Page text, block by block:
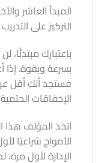
المبدأ العاشر
التركيز على
باعتبارك مبتدئًا،
بسرعة وبقوة. إذا
فستجد أنك أقل
الإخفاقات
اتخذ المؤلف هذا
الأمواج شراعيًا
الإدارة لأول